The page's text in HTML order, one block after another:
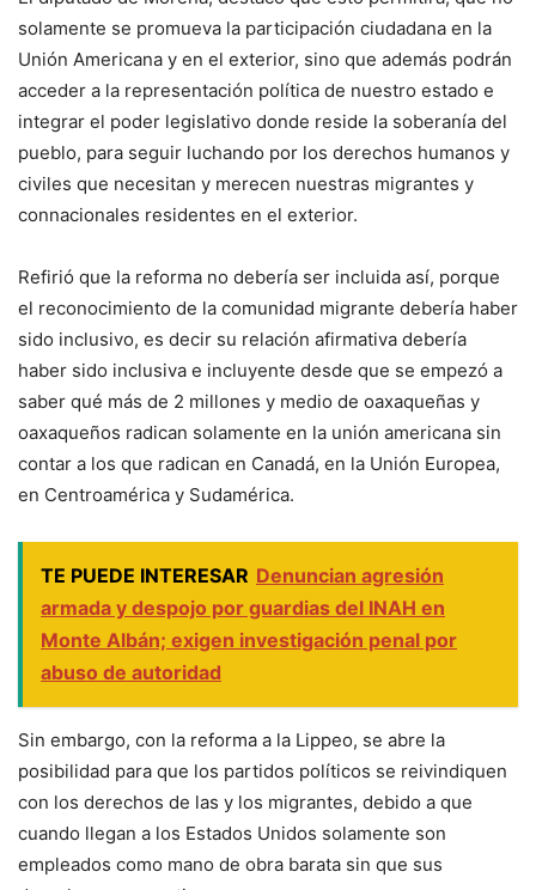
solamente se promueva la participación ciudadana en la
Unión Americana y en el exterior, sino que además podrán
acceder a la representación política de nuestro estado e
integrar el poder legislativo donde reside la soberanía del
pueblo, para seguir luchando por los derechos humanos y
civiles que necesitan y merecen nuestras migrantes y
connacionales residentes en el exterior.
Refirió que la reforma no debería ser incluida así, porque
el reconocimiento de la comunidad migrante debería haber
sido inclusivo, es decir su relación afirmativa debería
haber sido inclusiva e incluyente desde que se empezó a
saber qué más de 2 millones y medio de oaxaqueñas y
oaxaqueños radican solamente en la unión americana sin
contar a los que radican en Canadá, en la Unión Europea,
en Centroamérica y Sudamérica.
TE PUEDE INTERESAR Denuncian agresión
armada y despojo por guardias del INAH en
Monte Albán; exigen investigación penal por
abuso de autoridad
Sin embargo, con la reforma a la Lippeo, se abre la
posibilidad para que los partidos políticos se reivindiquen
con los derechos de las y los migrantes, debido a que
cuando llegan a los Estados Unidos solamente son
empleados como mano de obra barata sin que sus